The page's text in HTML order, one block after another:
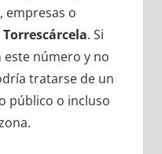
empresas ο
Torrescárcela. Si
número у no
tratarse dе un
público ο incluso